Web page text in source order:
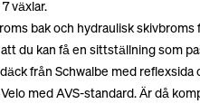
växlar.
bak och hydraulisk skivbroms
du kan få en sittställning som
från Schwalbe med
med AVS-standard. Är då